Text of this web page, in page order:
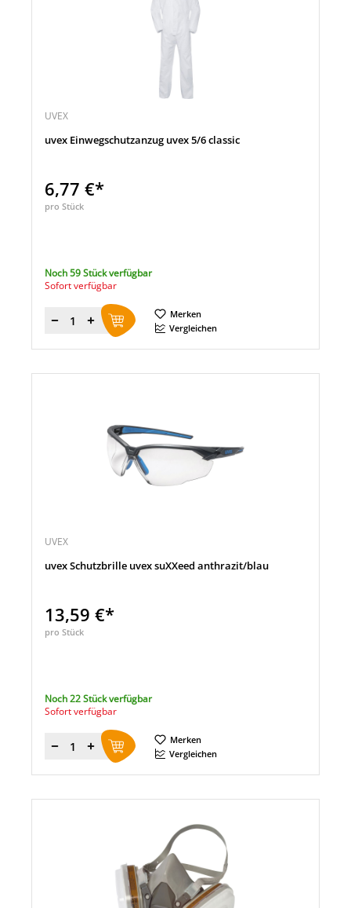
UVEX
uvex Einwegschutzanzug uvex 5/6 classic
6,77 €*
pro Stück
Noch 59 Stück verfügbar
Sofort verfügbar
Menge
Merken
Vergleichen
UVEX
uvex Schutzbrille uvex suXXeed anthrazit/blau
13,59 €*
pro Stück
Noch 22 Stück verfügbar
Sofort verfügbar
Menge
Merken
Vergleichen